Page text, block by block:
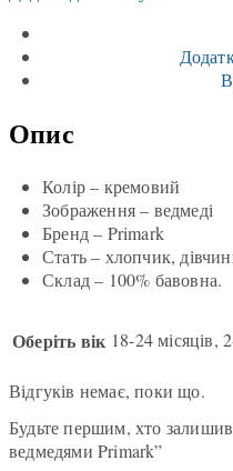
Опис
Колір – кремовий
Зображення – ведмеді
Бренд – Primark
Стать – хлопчик,
Склад – 100% бавовна.
Оберіть вік 18-24 місяців,
Відгуків немає, поки що.
Будьте першим, хто
ведмедями Primark”